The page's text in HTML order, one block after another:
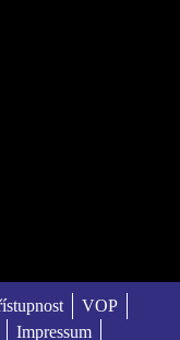
VOP
Impressum